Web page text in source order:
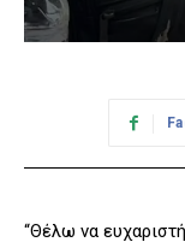
“Θέλω να